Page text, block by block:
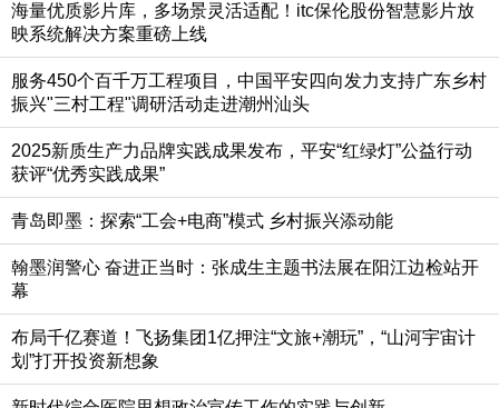
海量优质影片库，多场景灵活适配！itc保伦股份智慧影片放
映系统解决方案重磅上线
服务450个百千万工程项目，中国平安四向发力支持广东乡村
振兴"三村工程"调研活动走进潮州汕头
2025新质生产力品牌实践成果发布，平安“红绿灯”公益行动
获评“优秀实践成果”
青岛即墨：探索“工会+电商”模式 乡村振兴添动能
翰墨润警心 奋进正当时：张成生主题书法展在阳江边检站开
幕
布局千亿赛道！飞扬集团1亿押注“文旅+潮玩”，“山河宇宙计
划”打开投资新想象